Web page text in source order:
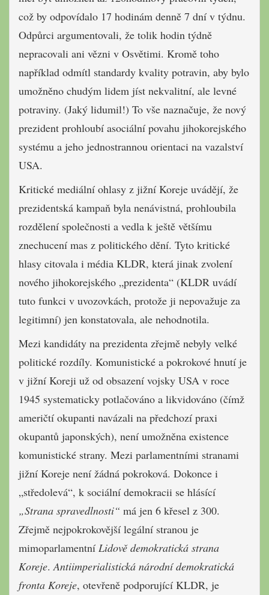
což by odpovídalo 17 hodinám denně 7 dní v týdnu.
Odpůrci argumentovali, že tolik hodin týdně
nepracovali ani vězni v Osvětimi. Kromě toho
například odmítl standardy kvality potravin, aby bylo
umožněno chudým lidem jíst nekvalitní, ale levné
potraviny. (Jaký lidumil!) To vše naznačuje, že nový
prezident prohloubí asociální povahu jihokorejského
systému a jeho jednostrannou orientaci na vazalství
USA.
Kritické mediální ohlasy z jižní Koreje uvádějí, že
prezidentská kampaň byla nenávistná, prohloubila
rozdělení společnosti a vedla k ještě většímu
znechucení mas z politického dění. Tyto kritické
hlasy citovala i média KLDR, která jinak zvolení
nového jihokorejského „prezidenta“ (KLDR uvádí
tuto funkci v uvozovkách, protože ji nepovažuje za
legitimní) jen konstatovala, ale nehodnotila.
Mezi kandidáty na prezidenta zřejmě nebyly velké
politické rozdíly. Komunistické a pokrokové hnutí je
v jižní Koreji už od obsazení vojsky USA v roce
1945 systematicky potlačováno a likvidováno (čímž
američtí okupanti navázali na předchozí praxi
okupantů japonských), není umožněna existence
komunistické strany. Mezi parlamentními stranami
jižní Koreje není žádná pokroková. Dokonce i
„středolevá“, k sociální demokracii se hlásící
„Strana spravedlnosti“ má jen 6 křesel z 300.
Zřejmě nejpokrokovější legální stranou je
mimoparlamentní Lidově demokratická strana
Koreje. Antiimperialistická národní demokratická
fronta Koreje, otevřeně podporující KLDR, je